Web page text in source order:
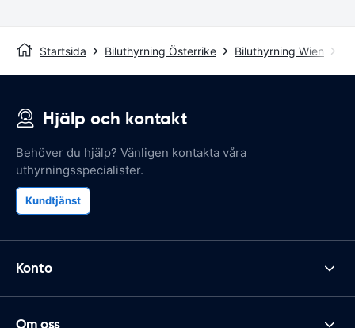
Startsida Biluthyrning Österrike Biluthyrning Wien
Hjälp och kontakt
Behöver du hjälp? Vänligen kontakta våra
uthyrningsspecialister.
Kundtjänst
Konto
Om oss